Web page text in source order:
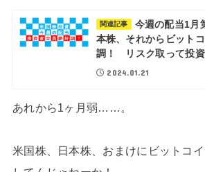
関連記事
今週の配当1
本株、それからビット
調！ リスク取って投資
2024.01.21
あれから1ヶ月弱……。
米国株、日本株、おまけにビットコ